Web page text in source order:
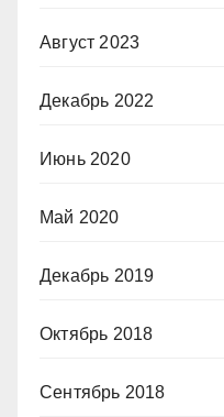
Август 2023
Декабрь 2022
Июнь 2020
Май 2020
Декабрь 2019
Октябрь 2018
Сентябрь 2018